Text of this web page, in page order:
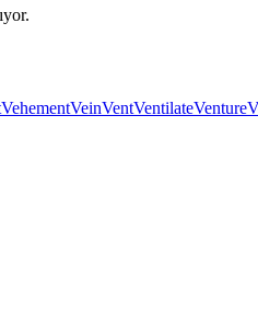
VehementVeinVentVentilateVenture